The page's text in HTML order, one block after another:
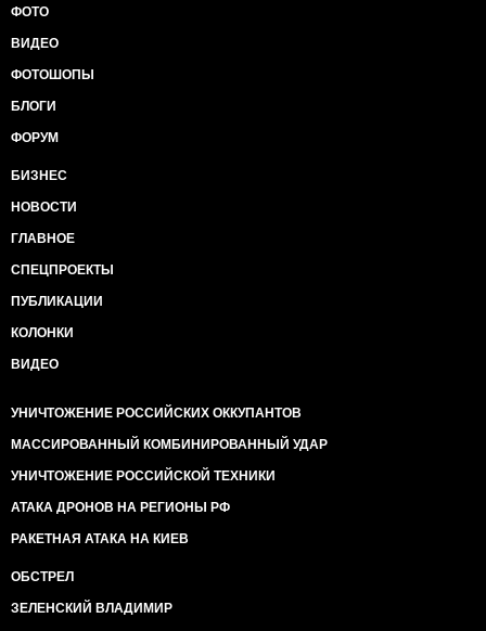
ФОТО
ВИДЕО
ФОТОШОПЫ
БЛОГИ
ФОРУМ
БИЗНЕС
НОВОСТИ
ГЛАВНОЕ
СПЕЦПРОЕКТЫ
ПУБЛИКАЦИИ
КОЛОНКИ
ВИДЕО
УНИЧТОЖЕНИЕ РОССИЙСКИХ ОККУПАНТОВ
МАССИРОВАННЫЙ КОМБИНИРОВАННЫЙ УДАР
УНИЧТОЖЕНИЕ РОССИЙСКОЙ ТЕХНИКИ
АТАКА ДРОНОВ НА РЕГИОНЫ РФ
РАКЕТНАЯ АТАКА НА КИЕВ
ОБСТРЕЛ
ЗЕЛЕНСКИЙ ВЛАДИМИР